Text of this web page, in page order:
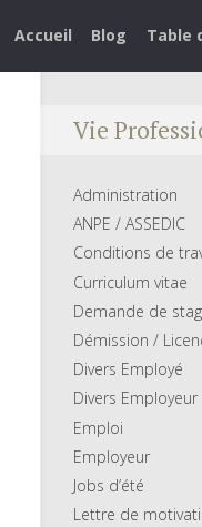
Accueil Blog Table
Vie
Administration
ANPE / ASSEDIC
Conditions de
Curriculum vitae
Demande de
Démission /
Divers Employé
Divers Employeur
Emploi
Employeur
Jobs d’été
Lettre de